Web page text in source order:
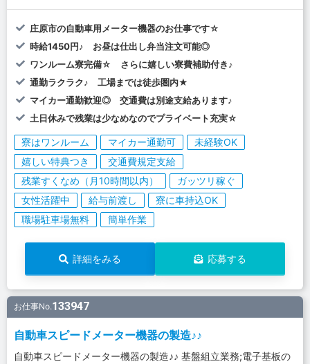
庄原市の自動車用メーター機器のお仕事です☆
時給1450円♪ お昼は仕出し弁当注文可能◎
ワンルーム寮完備☆ さらに嬉しい寮費補助付き♪
通勤ラクラク♪ 工場までは徒歩圏内★
マイカー通勤歓迎◎ 交通費は別途支給あります♪
土日休みで残業は少なめなのでプライベート充実☆
寮はワンルーム マイカー通勤可
未経験OK
嬉しい特典つき
交通費規定支給
残業すくなめ（月10時間以内）
ガッツリ稼ぐ
女性活躍中
給与前渡し
寮に車持込OK
職場駐車場無料
簡単作業
詳細をみる 応募する
お仕事No.133947
自動車スピードメーター機器の製造♪♪
自動車スピードメーター機器の製造♪♪ 基盤組立業務;電子基板の